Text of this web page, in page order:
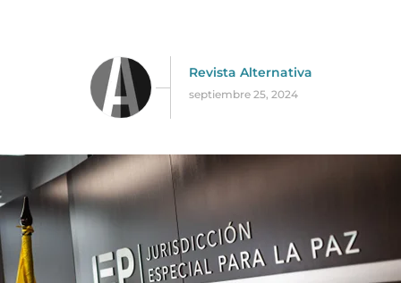
Revista Alternativa
septiembre 25, 2024